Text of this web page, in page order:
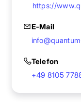
https://
E-Mail
Telefon
+49 8105